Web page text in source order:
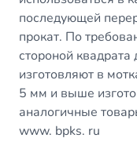
последующей
прокат. По
стороной
изготовляют в
5 мм и выше
аналогичные
www. bpks. ru